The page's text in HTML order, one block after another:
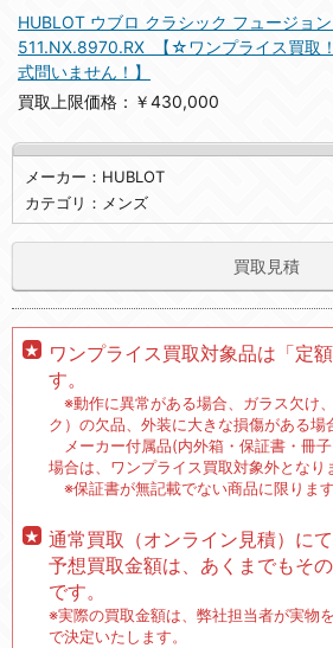
HUBLOT ウブロ クラシック フュージョ
511.NX.8970.RX 【☆ワンプライス買取
式問いません！】
買取上限価格：￥430,000
メーカー：HUBLOT
カテゴリ：メンズ
買取見積
ワンプライス買取対象品は「定
す。
※動作に異常がある場合、ガラス欠け
ク）の欠品、外装に大きな損傷がある場
メーカー付属品(内外箱・保証書・冊
場合は、ワンプライス買取対象外となり
※保証書が無記載でない商品に限ります
通常買取（オンライン見積）に
予想買取金額は、あくまでもそ
です。
※実際の買取金額は、弊社担当者が実物
で決定いたします。